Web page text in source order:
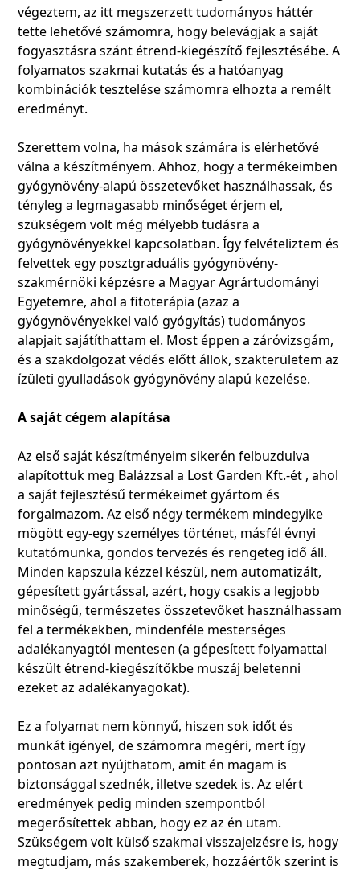
végeztem, az itt megszerzett tudományos háttér
tette lehetővé számomra, hogy belevágjak a saját
fogyasztásra szánt étrend-kiegészítő fejlesztésébe. A
folyamatos szakmai kutatás és a hatóanyag
kombinációk tesztelése számomra elhozta a remélt
eredményt.
Szerettem volna, ha mások számára is elérhetővé
válna a készítményem. Ahhoz, hogy a termékeimben
gyógynövény-alapú összetevőket használhassak, és
tényleg a legmagasabb minőséget érjem el,
szükségem volt még mélyebb tudásra a
gyógynövényekkel kapcsolatban. Így felvételiztem és
felvettek egy posztgraduális gyógynövény-
szakmérnöki képzésre a Magyar Agrártudományi
Egyetemre, ahol a fitoterápia (azaz a
gyógynövényekkel való gyógyítás) tudományos
alapjait sajátíthattam el. Most éppen a záróvizsgám,
és a szakdolgozat védés előtt állok, szakterületem az
ízületi gyulladások gyógynövény alapú kezelése.
A saját cégem alapítása
Az első saját készítményeim sikerén felbuzdulva
alapítottuk meg Balázzsal a Lost Garden Kft.-ét , ahol
a saját fejlesztésű termékeimet gyártom és
forgalmazom. Az első négy termékem mindegyike
mögött egy-egy személyes történet, másfél évnyi
kutatómunka, gondos tervezés és rengeteg idő áll.
Minden kapszula kézzel készül, nem automatizált,
gépesített gyártással, azért, hogy csakis a legjobb
minőségű, természetes összetevőket használhassam
fel a termékekben, mindenféle mesterséges
adalékanyagtól mentesen (a gépesített folyamattal
készült étrend-kiegészítőkbe muszáj beletenni
ezeket az adalékanyagokat).
Ez a folyamat nem könnyű, hiszen sok időt és
munkát igényel, de számomra megéri, mert így
pontosan azt nyújthatom, amit én magam is
biztonsággal szednék, illetve szedek is. Az elért
eredmények pedig minden szempontból
megerősítettek abban, hogy ez az én utam.
Szükségem volt külső szakmai visszajelzésre is, hogy
megtudjam, más szakemberek, hozzáértők szerint is